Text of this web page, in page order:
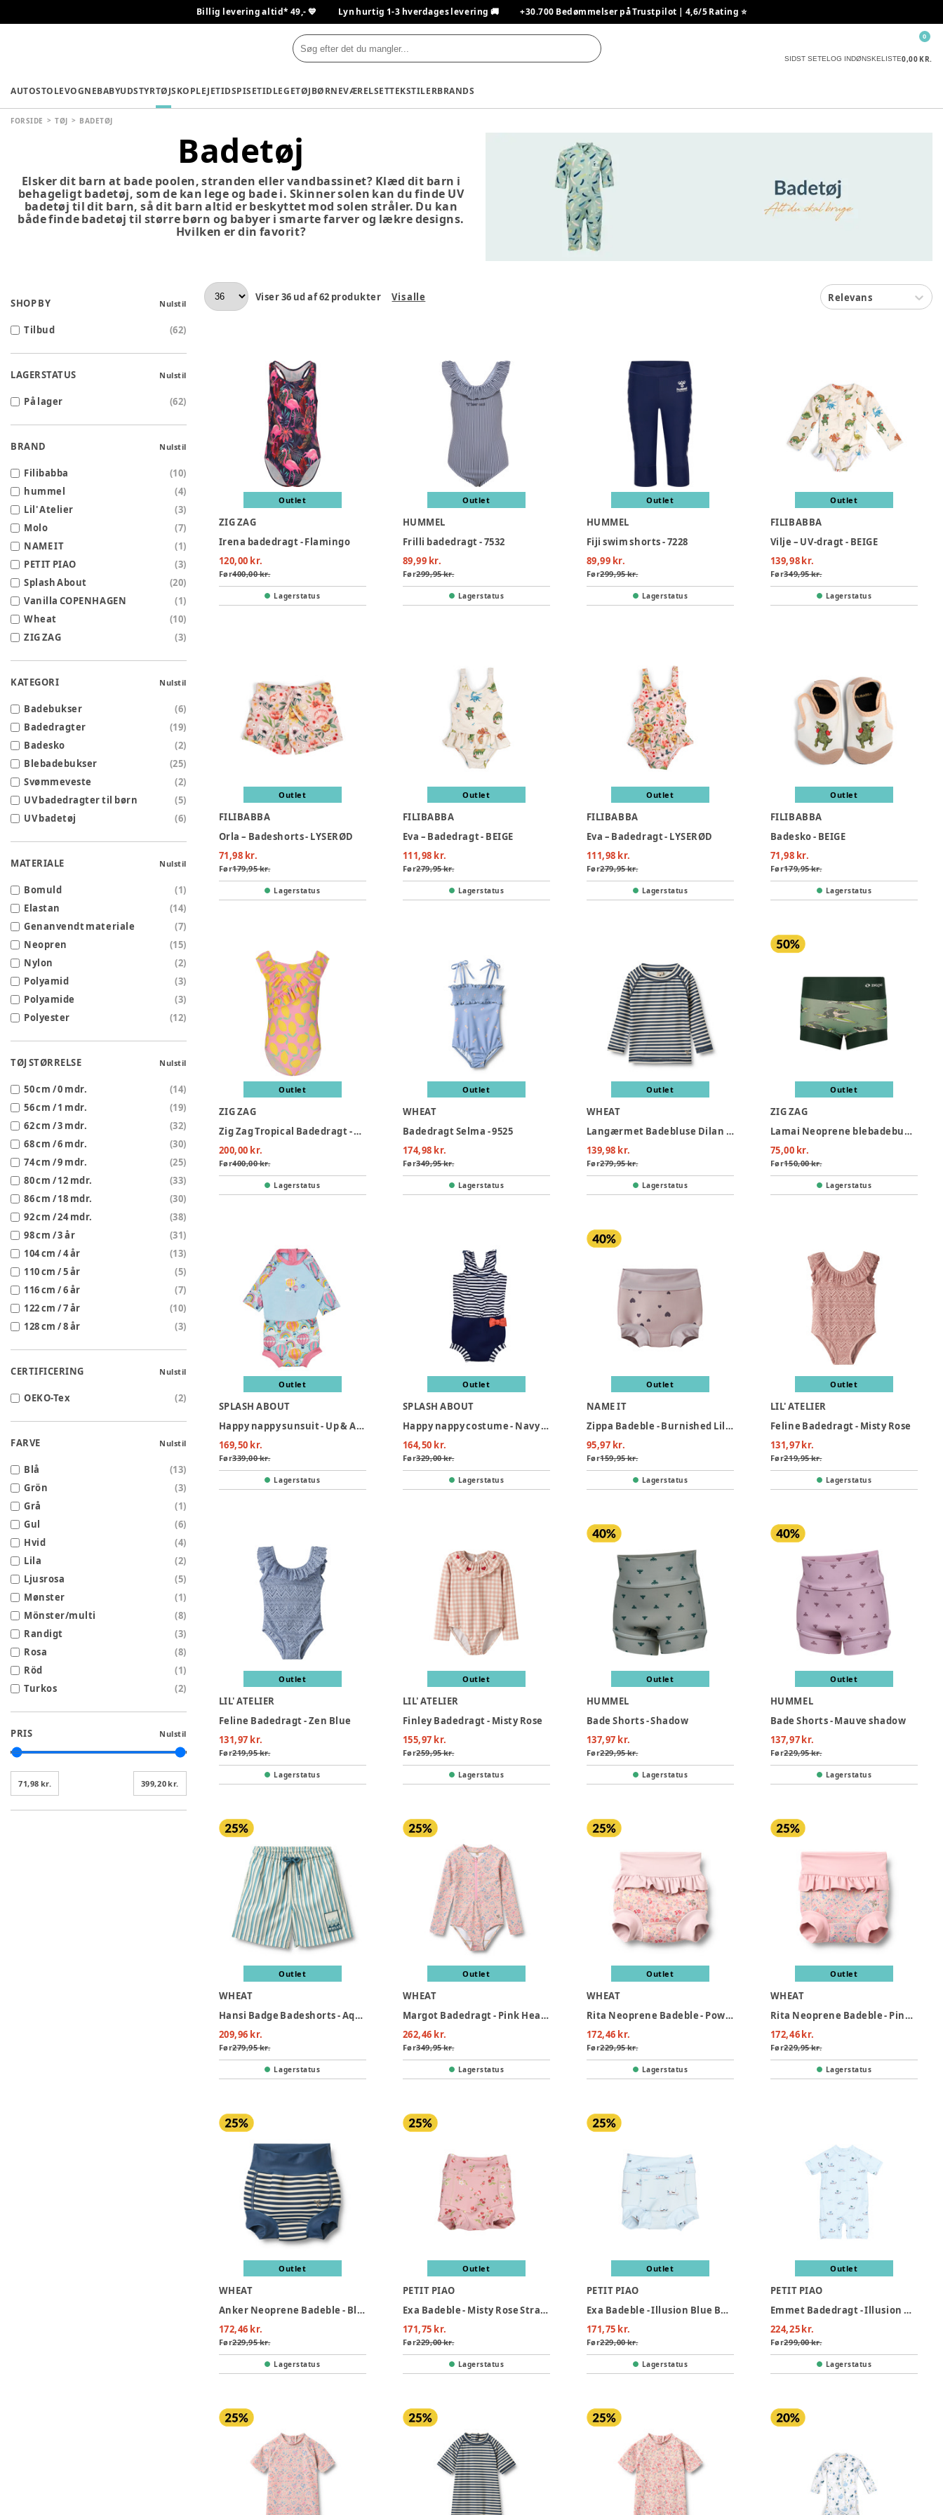
Billig levering altid* 49,- 💙 Lyn hurtig 1-3 hverdages levering 🚚 +30.700 Bedømmelser på Trustpilot | 4,6/5 Rating ⭐️
SIDST SETELOG INDØNSKELISTE0,00 KR.
0
AUTOSTOLEVOGNEBABYUDSTYRTØJSKOPLEJETIDSPISETIDLEGETØJBØRNEVÆRELSETTEKSTILERBRANDS
FORSIDE TØJ BADETØJ
Badetøj
Elsker dit barn at bade poolen, stranden eller vandbassinet? Klæd dit barn i
behageligt badetøj, som de kan lege og bade i. Skinner solen kan du finde UV
badetøj til dit barn, så dit barn altid er beskyttet mod solen stråler. Du kan
både finde badetøj til større børn og babyer i smarte farver og lækre designs.
Hvilken er din favorit?
SHOP BY Nulstil
Tilbud (62)
LAGERSTATUS Nulstil
På lager (62)
BRAND Nulstil
Filibabba (10)
hummel
(4)
Lil' Atelier
(3)
Molo
(7)
NAME IT
(1)
PETIT PIAO
(3)
Splash About
(20)
Vanilla COPENHAGEN
(1)
Wheat
(10)
ZIG ZAG
(3)
KATEGORI Nulstil
Badebukser (6)
Badedragter
(19)
Badesko
(2)
Blebadebukser
(25)
Svømmeveste
(2)
UV badedragter til børn
(5)
UV badetøj
(6)
MATERIALE Nulstil
Bomuld (1)
Elastan
(14)
Genanvendt materiale
(7)
Neopren
(15)
Nylon
(2)
Polyamid
(3)
Polyamide
(3)
Polyester
(12)
TØJ STØRRELSE Nulstil
50 cm / 0 mdr. (14)
56 cm / 1 mdr.
(19)
62 cm / 3 mdr.
(32)
68 cm / 6 mdr.
(30)
74 cm / 9 mdr.
(25)
80 cm / 12 mdr.
(33)
86 cm / 18 mdr.
(30)
92 cm / 24 mdr.
(38)
98 cm / 3 år
(31)
104 cm / 4 år
(13)
110 cm / 5 år
(5)
116 cm / 6 år
(7)
122 cm / 7 år
(10)
128 cm / 8 år
(3)
CERTIFICERING Nulstil
OEKO-Tex (2)
FARVE Nulstil
Blå (13)
Grön
(3)
Grå
(1)
Gul
(6)
Hvid
(4)
Lila
(2)
Ljusrosa
(5)
Mønster
(1)
Mönster/multi
(8)
Randigt
(3)
Rosa
(8)
Röd
(1)
Turkos
(2)
PRIS Nulstil
71,98 kr. 399,20 kr.
Viser36 ud af62 produkter Vis alle Relevans
Outlet
ZIG ZAG
Irena badedragt - Flamingo
120,00 kr.
Før400,00 kr.
Lagerstatus
Outlet
HUMMEL
Frilli badedragt - 7532
89,99 kr.
Før299,95 kr.
Lagerstatus
Outlet
HUMMEL
Fiji swim shorts - 7228
89,99 kr.
Før299,95 kr.
Lagerstatus
Outlet
FILIBABBA
Vilje – UV-dragt - BEIGE
139,98 kr.
Før349,95 kr.
Lagerstatus
Outlet
FILIBABBA
Orla – Badeshorts - LYSERØD
71,98 kr.
Før179,95 kr.
Lagerstatus
Outlet
FILIBABBA
Eva – Badedragt - BEIGE
111,98 kr.
Før279,95 kr.
Lagerstatus
Outlet
FILIBABBA
Eva – Badedragt - LYSERØD
111,98 kr.
Før279,95 kr.
Lagerstatus
Outlet
FILIBABBA
Badesko - BEIGE
71,98 kr.
Før179,95 kr.
Lagerstatus
Outlet
ZIG ZAG
Zig Zag Tropical Badedragt - Lemon
200,00 kr.
Før400,00 kr.
Lagerstatus
Outlet
WHEAT
Badedragt Selma - 9525
174,98 kr.
Før349,95 kr.
Lagerstatus
Outlet
WHEAT
Langærmet Badebluse Dilan - 1048
139,98 kr.
Før279,95 kr.
Lagerstatus
Outlet
ZIG ZAG
Lamai Neoprene blebadebuks - 3077
75,00 kr.
Før150,00 kr.
Lagerstatus
Outlet
SPLASH ABOUT
Happy nappy sunsuit - Up & Away Pink
169,50 kr.
Før339,00 kr.
Lagerstatus
Outlet
SPLASH ABOUT
Happy nappy costume - Navy stripe
164,50 kr.
Før329,00 kr.
Lagerstatus
Outlet
NAME IT
Zippa Badeble - Burnished Lilac
95,97 kr.
Før159,95 kr.
Lagerstatus
Outlet
LIL' ATELIER
Feline Badedragt - Misty Rose
131,97 kr.
Før219,95 kr.
Lagerstatus
Outlet
LIL' ATELIER
Feline Badedragt - Zen Blue
131,97 kr.
Før219,95 kr.
Lagerstatus
Outlet
LIL' ATELIER
Finley Badedragt - Misty Rose
155,97 kr.
Før259,95 kr.
Lagerstatus
Outlet
HUMMEL
Bade Shorts - Shadow
137,97 kr.
Før229,95 kr.
Lagerstatus
Outlet
HUMMEL
Bade Shorts - Mauve shadow
137,97 kr.
Før229,95 kr.
Lagerstatus
Outlet
WHEAT
Hansi Badge Badeshorts - Aqua Stripe
209,96 kr.
Før279,95 kr.
Lagerstatus
Outlet
WHEAT
Margot Badedragt - Pink Heart Flowers
262,46 kr.
Før349,95 kr.
Lagerstatus
Outlet
WHEAT
Rita Neoprene Badeble - Powder Flowers And Seashells
172,46 kr.
Før229,95 kr.
Lagerstatus
Outlet
WHEAT
Rita Neoprene Badeble - Pink Heart Flowers
172,46 kr.
Før229,95 kr.
Lagerstatus
Outlet
WHEAT
Anker Neoprene Badeble - Blue Stripe
172,46 kr.
Før229,95 kr.
Lagerstatus
Outlet
PETIT PIAO
Exa Badeble - Misty Rose Strawberry AOP
171,75 kr.
Før229,00 kr.
Lagerstatus
Outlet
PETIT PIAO
Exa Badeble - Illusion Blue Boat AOP
171,75 kr.
Før229,00 kr.
Lagerstatus
Outlet
PETIT PIAO
Emmet Badedragt - Illusion Blue Boat AOP
224,25 kr.
Før299,00 kr.
Lagerstatus